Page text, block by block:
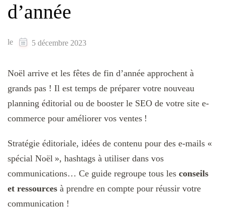
d’année
le 5 décembre 2023
Noël arrive et les fêtes de fin d’année approchent à
grands pas ! Il est temps de préparer votre nouveau
planning éditorial ou de booster le SEO de votre site e-
commerce pour améliorer vos ventes !
Stratégie éditoriale, idées de contenu pour des e-mails «
spécial Noël », hashtags à utiliser dans vos
communications… Ce guide regroupe tous les conseils
et ressources à prendre en compte pour réussir votre
communication !